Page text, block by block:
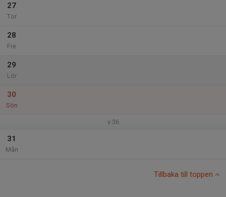
27
Tor
28
Fre
29
Lör
30
Sön
v.36
31
Mån
Tillbaka till toppen